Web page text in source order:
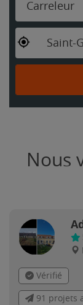
Carreleur
Saint-
Nous
Vérifié
91 projets